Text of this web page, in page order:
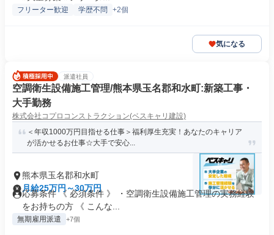
フリーター歓迎 学歴不問 +2個
気になる
派遣社員
空調衛生設備施工管理/熊本県玉名郡和水町:新築工事・
大手勤務
株式会社コプロコンストラクション(ベスキャリ建設)
＜年収1000万円目指せる仕事＞福利厚生充実！あなたのキャリア
が活かせるお仕事☆大手で安心...
熊本県玉名郡和水町
月給25万円～30万円
応募条件 《 必須条件 》 ・空調衛生設備施工管理の実務経験
をお持ちの方 《 こんな...
無期雇用派遣 +7個